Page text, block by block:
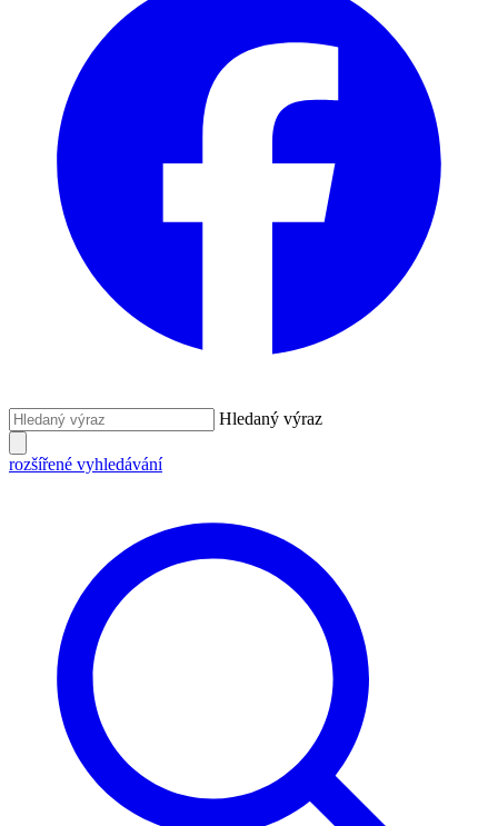
Hledaný výraz
rozšířené vyhledávání